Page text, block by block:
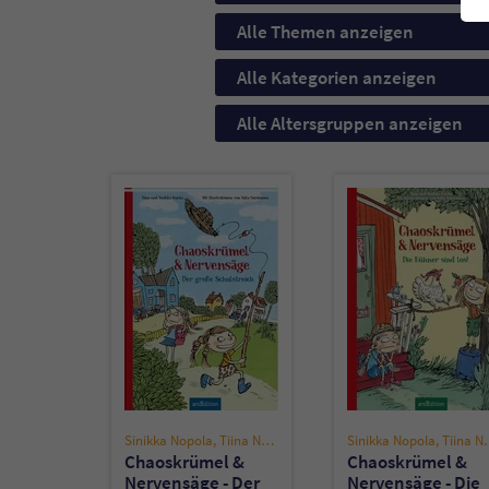
Alle Themen anzeigen
Alle Kategorien anzeigen
Alle Altersgruppen anzeigen
Sinikka Nopola,Tiina Nopola
Chaoskrümel &
Nervensäge - Der
Sinikka Nopola,Tiina Nopola
Chaoskrümel &
Nervensäge - Die